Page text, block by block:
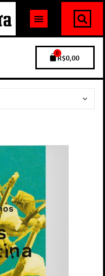
R$0,00
0